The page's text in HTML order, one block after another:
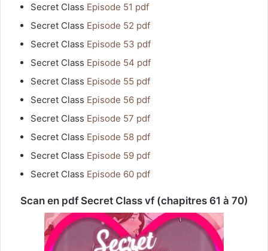
Secret Class Episode 51 pdf
Secret Class Episode 52 pdf
Secret Class Episode 53 pdf
Secret Class Episode 54 pdf
Secret Class Episode 55 pdf
Secret Class Episode 56 pdf
Secret Class Episode 57 pdf
Secret Class Episode 58 pdf
Secret Class Episode 59 pdf
Secret Class Episode 60 pdf
Scan en pdf Secret Class vf (chapitres 61 à 70)